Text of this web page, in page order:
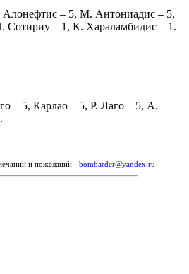
– 5, М. Антониадис – 5,
Сотириу – 1, К. Хараламбидис – 1.
– 5, Карлао – 5, Р. Лаго – 5, А.
и пожеланий - bombarder@yandex.ru